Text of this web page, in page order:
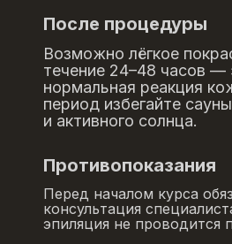
Возможно лёгкое
течение 24–48 часов —
нормальная реакция
период избегайте
и активного солнца.
Перед началом курса
консультация
эпиляция не проводится
После процедуры
Противопоказания